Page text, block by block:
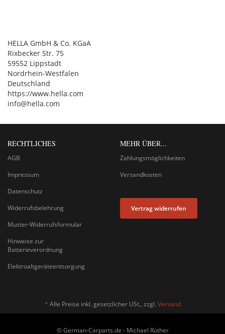
HELLA GmbH & Co. KGaA
Rixbecker Str. 75
59552 Lippstadt
Nordrhein-Westfalen
Deutschland
https://www.hella.com
info@hella.com
RECHTLICHES
AGB
Impressum
Datenschutz
Widerrufsbelehrung
Muster-Widerrufsformular
Hinweise zur
Batterieverordnung
Elektroaltgeräteentsorgung
MEHR ÜBER...
Zahlungsmöglichkeiten
Versandkosten
Vertrag widerrufen
* Alle Preise inkl. gesetzlicher USt., zzgl. Versand
© German-Carparts.de - Michael Rüther